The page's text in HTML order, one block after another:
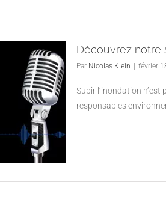
Découvrez notre
Par Nicolas Klein février
Subir l’inondation
responsables